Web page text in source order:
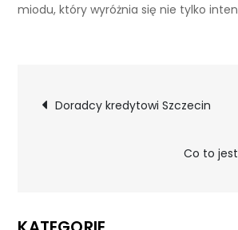
miodu, który wyróżnia się nie tylko
Nawigacja
Doradcy kredytowi Szczecin
Co to